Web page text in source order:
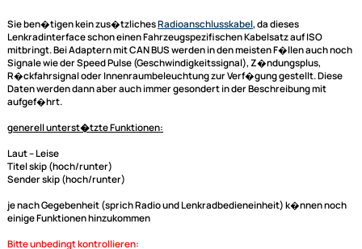
- Innenraum CAN-Bus ( 40-Pin Fakra Anschluss )
Der Adapter ist nicht zu verwenden wenn folgende Werks Radios
waren:
- Arkamys
- DSP Radiosat Classic
Dieser Lenkradfernbedienungsadapter für Ihr Opel Fahrzeug dient der
sofern das Radio den entsprechenden Anschluss hat.
Sie ben�tigen kein zus�tzlichesRadioanschlusskabel, da dieses
Lenkradinterfaceschon einen Fahrzeugspezifischen Kabelsatz auf ISO
Signale wie der Speed Pulse (Geschwindigkeitssignal), Z�ndungsplus,